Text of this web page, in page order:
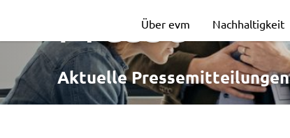
evm
unterstützt
Über evm Nachhaltigkeit
Presse
Aktuelle Pressemitteilungen